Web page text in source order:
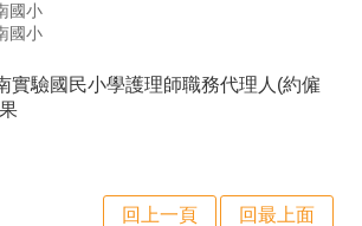
國小
國小
實驗國民小學護理師職務代理人(約僱
回上一頁 回最上面